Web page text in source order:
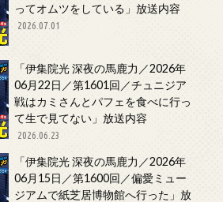
ってオムツをしている」放送内容
2026.07.01
「伊集院光 深夜の馬鹿力／2026年
06月22日／第1601回／チュニジア
戦はカミさんとパフェを食べに行っ
て生で見てない」放送内容
2026.06.23
「伊集院光 深夜の馬鹿力／2026年
06月15日／第1600回／偏愛ミュー
ジアムで紙芝居博物館へ行った」放